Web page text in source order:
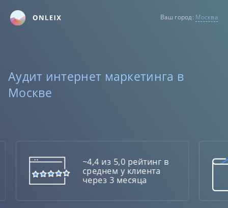
Ваш город: Москва
Аудит интернет маркетинга в
Москве
~4,4 из 5,0 рейтинг в
среднем у клиента
через 3 месяца